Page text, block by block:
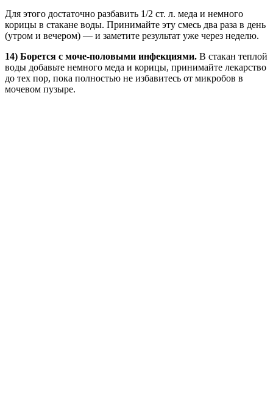
Для этого достаточно разбавить 1/2 ст. л. меда и немного
корицы в стакане воды. Принимайте эту смесь два раза в день
(утром и вечером) — и заметите результат уже через неделю.
14) Борется с моче-половыми инфекциями. В стакан теплой
воды добавьте немного меда и корицы, принимайте лекарство
до тех пор, пока полностью не избавитесь от микробов в
мочевом пузыре.